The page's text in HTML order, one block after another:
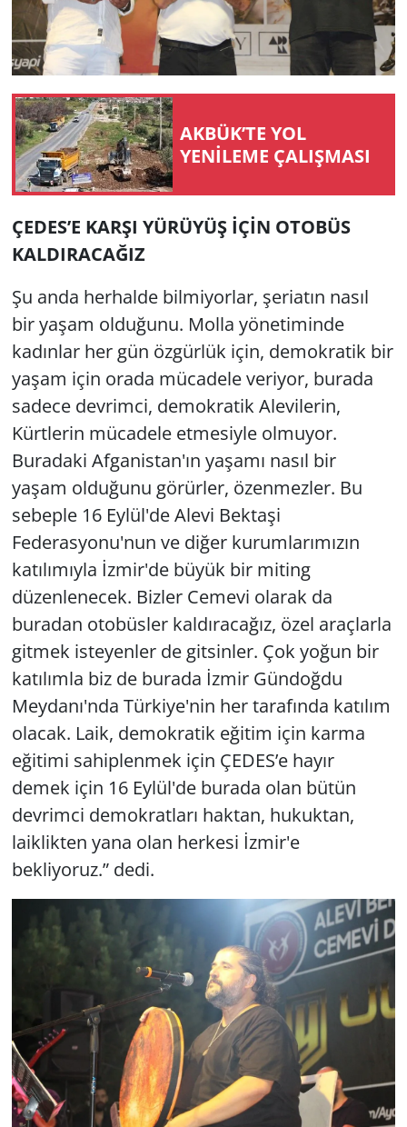
AKBÜK’TE YOL
YENİLEME ÇALIŞMASI
ÇEDES’E KARŞI YÜRÜYÜŞ İÇİN OTOBÜS
KALDIRACAĞIZ
Şu anda herhalde bilmiyorlar, şeriatın nasıl
bir yaşam olduğunu. Molla yönetiminde
kadınlar her gün özgürlük için, demokratik bir
yaşam için orada mücadele veriyor, burada
sadece devrimci, demokratik Alevilerin,
Kürtlerin mücadele etmesiyle olmuyor.
Buradaki Afganistan'ın yaşamı nasıl bir
yaşam olduğunu görürler, özenmezler. Bu
sebeple 16 Eylül'de Alevi Bektaşi
Federasyonu'nun ve diğer kurumlarımızın
katılımıyla İzmir'de büyük bir miting
düzenlenecek. Bizler Cemevi olarak da
buradan otobüsler kaldıracağız, özel araçlarla
gitmek isteyenler de gitsinler. Çok yoğun bir
katılımla biz de burada İzmir Gündoğdu
Meydanı'nda Türkiye'nin her tarafında katılım
olacak. Laik, demokratik eğitim için karma
eğitimi sahiplenmek için ÇEDES’e hayır
demek için 16 Eylül'de burada olan bütün
devrimci demokratları haktan, hukuktan,
laiklikten yana olan herkesi İzmir'e
bekliyoruz.” dedi.